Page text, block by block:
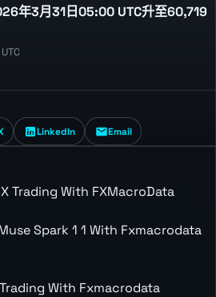
年3月31日05:00 UTC升至60,719
LinkedIn Email
Trading With FXMacroData
Spark 1 1 With Fxmacrodata
With Fxmacrodata